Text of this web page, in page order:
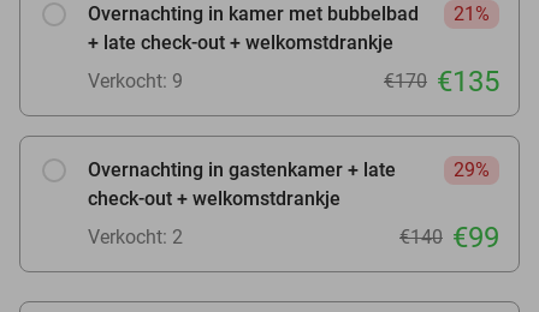
Overnachting in kamer met bubbelbad
+ late check-out + welkomstdrankje
21%
Verkocht: 9 €170 €135
Overnachting in gastenkamer + late
check-out + welkomstdrankje
29%
Verkocht: 2 €140 €99